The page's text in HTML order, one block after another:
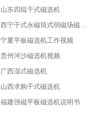
山东四辊干式磁选机
西宁干式永磁筒式弱磁场磁选机结构图
宁夏平板磁选机工作视频
贵州河沙磁选机视频
广西湿式磁选机
山西求购干式磁选机
福建强磁平板磁选机说明书